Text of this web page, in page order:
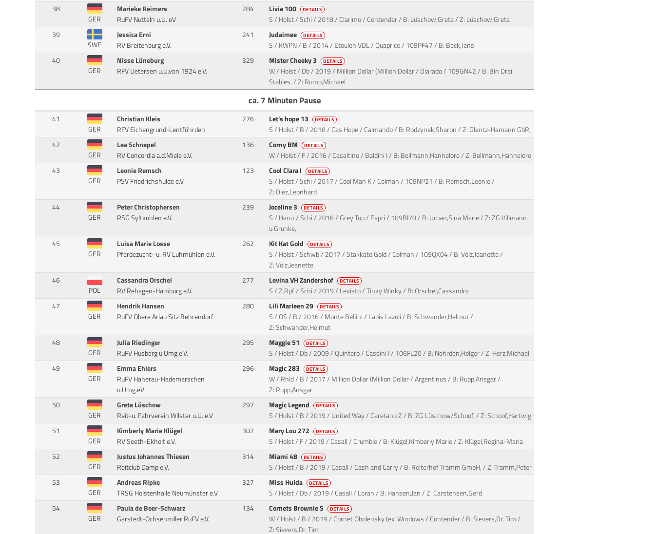
38
GER
Marieke Reimers
RuFV Nutteln u.U. eV
284 Livia 100 DETAILS
S / Holst / Schi / 2018 / Clarimo / Contender / B: Lüschow,Greta / Z: Lüschow,Greta
39
SWE
Jessica Erni
RV Breitenburg e.V.
241 Judaimee DETAILS
S / KWPN / B / 2014 / Etoulon VDL / Quaprice / 109PF47 / B: Beck,Jens
40
GER
Nisse Lüneburg
RFV Uetersen u.U.von 1924 e.V.
329 Mister Cheeky 3 DETAILS
W / Holst / Db / 2019 / Million Dollar (Million Dollar / Diarado / 109GN42 / B: Bin Drai
Stables, / Z: Rump,Michael
ca. 7 Minuten Pause
41
GER
Christian Kleis
RFV Eichengrund-Lentföhrden
276 Let's hope 13 DETAILS
S / Holst / B / 2018 / Cas Hope / Calmando / B: Rodzynek,Sharon / Z: Glantz-Hamann GbR,
42
GER
Lea Schnepel
RV Concordia a.d.Miele e.V.
136 Corny BM DETAILS
W / Holst / F / 2016 / Casaltino / Baldini I / B: Bollmann,Hannelore / Z: Bollmann,Hannelore
43
GER
Leonie Remsch
PSV Friedrichshulde e.V.
123 Cool Clara I DETAILS
S / Holst / Schi / 2017 / Cool Man K / Colman / 109NP21 / B: Remsch,Leonie /
Z: Diez,Leonhard
44
GER
Peter Christophersen
RSG Syltkuhlen e.V.
239 Joceline 3 DETAILS
S / Hann / Schi / 2016 / Grey Top / Espri / 109BI70 / B: Urban,Sina Marie / Z: ZG Villmann
u.Grunke,
45
GER
Luisa Marie Losse
Pferdezucht- u. RV Luhmühlen e.V.
262 Kit Kat Gold DETAILS
S / Holst / Schwb / 2017 / Stakkato Gold / Colman / 109QX04 / B: Völz,Jeanette /
Z: Völz,Jeanette
46
POL
Cassandra Orschel
RV Rehagen-Hamburg e.V.
277 Levina VH Zandershof DETAILS
S / Z.Rpf / Schi / 2019 / Levisto / Tinky Winky / B: Orschel,Cassandra
47
GER
Hendrik Hansen
RuFV Obere Arlau Sitz Behrendorf
280 Lili Marleen 29 DETAILS
S / OS / B / 2016 / Monte Bellini / Lapis Lazuli / B: Schwander,Helmut /
Z: Schwander,Helmut
48
GER
Julia Riedinger
RuFV Husberg u.Umg.e.V.
295 Maggie 51 DETAILS
S / Holst / Db / 2009 / Quintero / Cassini I / 106FL20 / B: Nohrden,Holger / Z: Herz,Michael
49
GER
Emma Ehlers
RuFV Hanerau-Hademarschen
u.Umg.eV
296 Magic 283 DETAILS
W / Rhld / B / 2017 / Million Dollar (Million Dollar / Argentinus / B: Rupp,Ansgar /
Z: Rupp,Ansgar
50
GER
Greta Lüschow
Reit-u. Fahrverein Wilster u.U. e.V
297 Magic Legend DETAILS
S / Holst / B / 2019 / United Way / Caretano Z / B: ZG Lüschow/Schoof, / Z: Schoof,Hartwig
51
GER
Kimberly Marie Klügel
RV Seeth-Ekholt e.V.
302 Mary Lou 272 DETAILS
S / Holst / F / 2019 / Casall / Crumble / B: Klügel,Kimberly Marie / Z: Klügel,Regina-Maria
52
GER
Justus Johannes Thiesen
Reitclub Damp e.V.
314 Miami 48 DETAILS
S / Holst / B / 2019 / Casall / Cash and Carry / B: Reiterhof Tramm GmbH, / Z: Tramm,Peter
53
GER
Andreas Ripke
TRSG Holstenhalle Neumünster e.V.
327 Miss Hulda DETAILS
S / Holst / Db / 2019 / Casall / Loran / B: Hansen,Jan / Z: Carstensen,Gerd
54
GER
Paula de Boer-Schwarz
Garstedt-Ochsenzoller RuFV e.V.
134 Cornets Brownie S DETAILS
W / Holst / B / 2019 / Cornet Obolensky (ex: Windows / Contender / B: Sievers,Dr. Tim /
Z: Sievers,Dr. Tim